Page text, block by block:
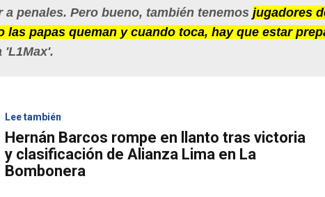
a penales. Pero bueno, también tenemos jugadores
las papas queman y cuando toca, hay que estar
'L1Max'.
Lee también
Hernán Barcos rompe en llanto tras victoria
y clasificación de Alianza Lima en La
Bombonera